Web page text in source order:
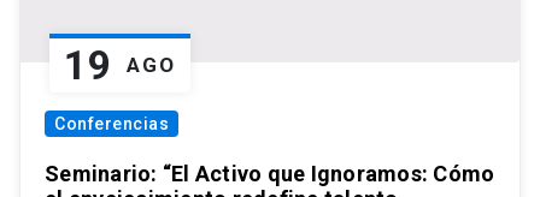
19 AGO
Conferencias
Seminario: “El Activo que Ignoramos: Cómo